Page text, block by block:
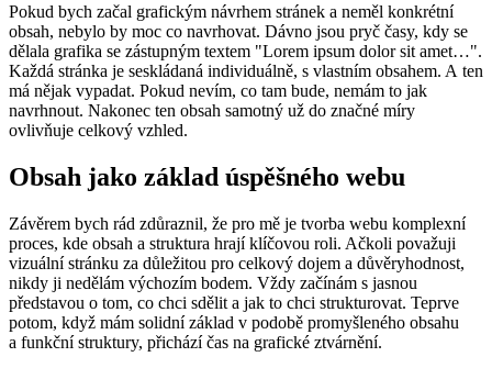
Pokud bych začal grafickým návrhem stránek a neměl konkrétní
obsah, nebylo by moc co navrhovat. Dávno jsou pryč časy, kdy se
dělala grafika se zástupným textem "Lorem ipsum dolor sit amet…".
Každá stránka je seskládaná individuálně, s vlastním obsahem. A ten
má nějak vypadat. Pokud nevím, co tam bude, nemám to jak
navrhnout. Nakonec ten obsah samotný už do značné míry
ovlivňuje celkový vzhled.
Obsah jako základ úspěšného webu
Závěrem bych rád zdůraznil, že pro mě je tvorba webu komplexní
proces, kde obsah a struktura hrají klíčovou roli. Ačkoli považuji
vizuální stránku za důležitou pro celkový dojem a důvěryhodnost,
nikdy ji nedělám výchozím bodem. Vždy začínám s jasnou
představou o tom, co chci sdělit a jak to chci strukturovat. Teprve
potom, když mám solidní základ v podobě promyšleného obsahu
a funkční struktury, přichází čas na grafické ztvárnění.